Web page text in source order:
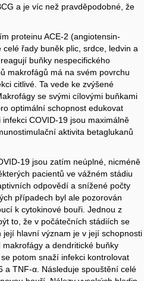
a je víc než pravděpodobné, že
proteinu ACE-2 (angiotensin-
řady buněk plic, srdce, ledvin a
buňky nespecifického
makrofágů má na svém povrchu
citlivé. Ta vede ke zvýšené
se svými cílovými buňkami
optimální schopnost edukovat
COVID-19 jsou maximálně
aktivita betaglukanů
19 jsou zatím neúplné, nicméně
pacientů ve vážném stádiu
odpovědí a snížené počty
případech byl ale pozorován
k cytokinové bouři. Jednou z
to, že v počátečních stádiích se
hlavní význam je v její schopnosti
a dendritické buňky
potom snaží infekci kontrolovat
a TNF-α. Následuje spouštění celé